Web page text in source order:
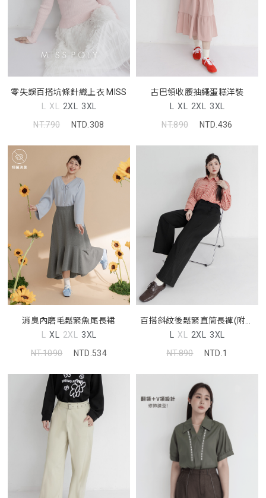
零失誤百搭坑條針織上衣 MISS
L XL 2XL 3XL
NT.790
NTD.308
古巴領收腰抽繩蛋糕洋裝
L XL 2XL 3XL
NT.890
NTD.436
消臭內磨毛鬆緊魚尾長裙
L XL 2XL 3XL
NT.1090
NTD.534
百搭斜紋後鬆緊直筒長褲(附腰
帶)
L XL 2XL 3XL
NT.890
NTD.1